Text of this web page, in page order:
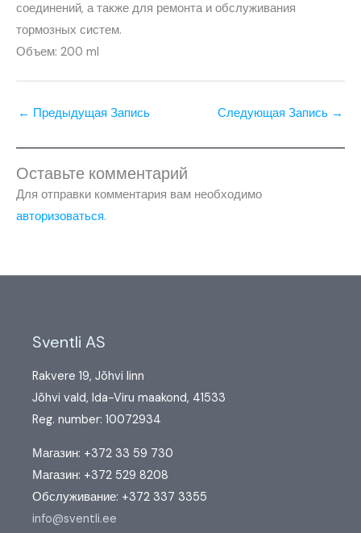
соединений, а также для ремонта и обслуживания
тормозных систем.
Объем: 200 ml
← Предыдущая Запись Следующая Запись →
Оставьте комментарий
Для отправки комментария вам необходимо
авторизоваться.
Sventli AS
Rakvere 19, Jõhvi linn
Jõhvi vald, Ida-Viru maakond, 41533
Reg. number: 10072934
Магазин: +372 33 59 730
Магазин: +372 529 8208
Обслуживание: +372 337 3355
info@sventli.ee